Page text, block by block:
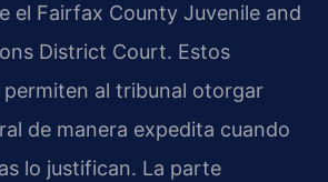
el Fairfax County Juvenile and
District Court. Estos
al tribunal otorgar
de manera expedita cuando
lo justifican. La parte